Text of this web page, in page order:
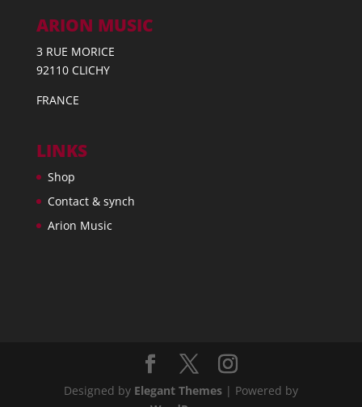
ARION MUSIC
3 RUE MORICE
92110 CLICHY
FRANCE
LINKS
Shop
Contact & synch
Arion Music
Designed by Elegant Themes| Powered by